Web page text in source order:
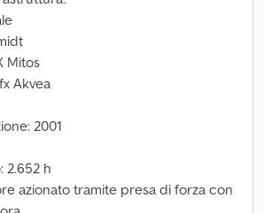
Mitos
Akvea
2001
2.652 h
azionato tramite presa di forza con